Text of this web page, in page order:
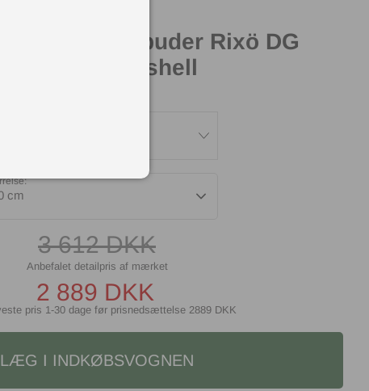
Beds Gavlpuder Rixö DG
Zaragoza Eggshell
cm
3 612DKK
2 889 DKK
pris 1-30 dage før prisnedsættelse 2889 DKK
LÆG I INDKØBSVOGNEN